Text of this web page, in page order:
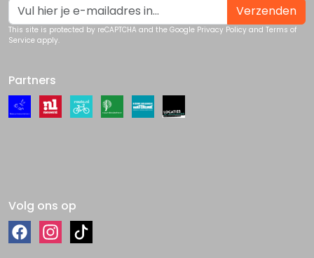
Verzenden
This site is protected by reCAPTCHA and the Google Privacy Policy and Terms of
Service apply.
Partners
Volg ons op